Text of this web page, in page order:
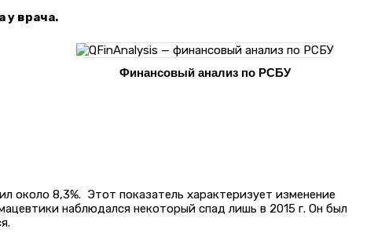
у врача.
Финансовый анализ по РСБУ
около 8,3%. Этот показатель характеризует изменение
наблюдался некоторый спад лишь в 2015 г. Он был